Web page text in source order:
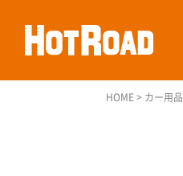
HOME > カー用品